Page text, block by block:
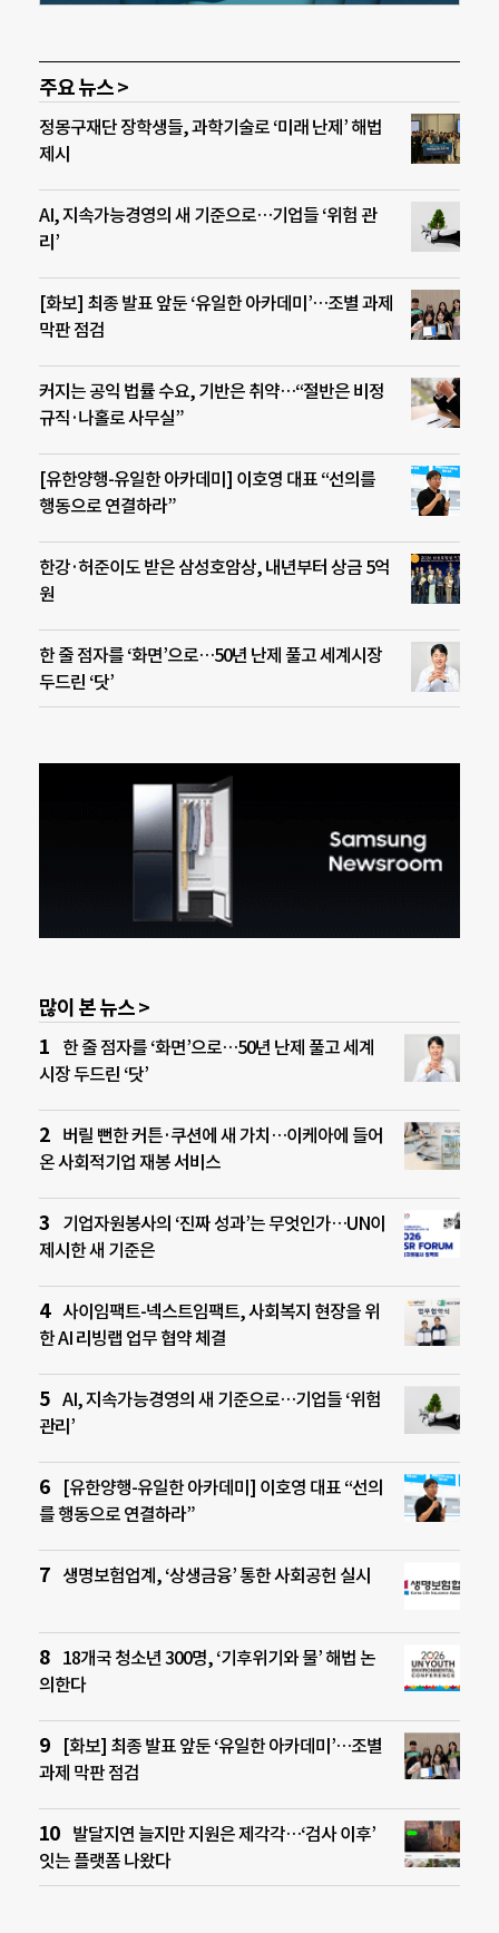
주요 뉴스 >
정몽구재단 장학생들, 과학기술로 ‘미래 난제’ 해법
제시
AI, 지속가능경영의 새 기준으로…기업들 ‘위험 관
리’
[화보] 최종 발표 앞둔 ‘유일한 아카데미’…조별 과제
막판 점검
커지는 공익 법률 수요, 기반은 취약…“절반은 비정
규직·나홀로 사무실”
[유한양행-유일한 아카데미] 이호영 대표 “선의를
행동으로 연결하라”
한강·허준이도 받은 삼성호암상, 내년부터 상금 5억
원
한 줄 점자를 ‘화면’으로…50년 난제 풀고 세계시장
두드린 ‘닷’
많이 본 뉴스 >
한 줄 점자를 ‘화면’으로…50년 난제 풀고 세계
시장 두드린 ‘닷’
버릴 뻔한 커튼·쿠션에 새 가치…이케아에 들어
온 사회적기업 재봉 서비스
기업자원봉사의 ‘진짜 성과’는 무엇인가…UN이
제시한 새 기준은
사이임팩트-넥스트임팩트, 사회복지 현장을 위
한 AI 리빙랩 업무 협약 체결
AI, 지속가능경영의 새 기준으로…기업들 ‘위험
관리’
[유한양행-유일한 아카데미] 이호영 대표 “선의
를 행동으로 연결하라”
생명보험업계, ‘상생금융’ 통한 사회공헌 실시
18개국 청소년 300명, ‘기후위기와 물’ 해법 논
의한다
[화보] 최종 발표 앞둔 ‘유일한 아카데미’…조별
과제 막판 점검
발달지연 늘지만 지원은 제각각…‘검사 이후’
잇는 플랫폼 나왔다